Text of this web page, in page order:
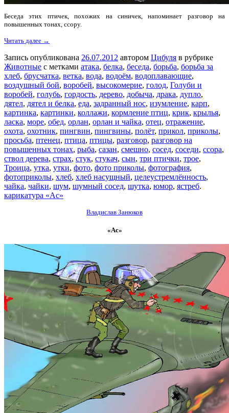
Беседа этих птичек, похожих на синичек, напоминает разговор на
повышенных тонах, ссору.
Читать далее →
Запись опубликована 26.07.2012 автором Цибуля в рубрике
Животные с метками атака, белка, беседа, борьба, борьба за
хлеб, брусчатка, ветка, вода, водоём, водоплавающие,
воздушный бой, воробей, высокомерие, голод, Голуби и
воробей, голубь, гордость, дерево, добыча, драка, дупло,
дятел, дятел и белка, еда, задранный нос, изумление, карп,
картинка, картинки, коллажи, кормление птиц, крик, крылья,
ласка, море, обед, орлан, орлан и чайка, отец, отражение,
охота, охотник, пингвин, пингвины, полёт, прикол, приколы,
просьба, птенец, птица, птицы, разговор, разговор на
повышенных тонах, рыба, сазан, смешно, сосед, соседи, ссора,
ствол дерева, страх, стук, стукач, сын, три птички, трое,
Троица, утка, утки, фото, фото приколы, фотография,
фотоприколы, хлеб, хлеб насущный, целеустремлённость,
чайка, чайки, шум, шумный сосед, шутка, юмор, ястреб.
карикатура «Ас»
Владислав Занюков
«Ас»